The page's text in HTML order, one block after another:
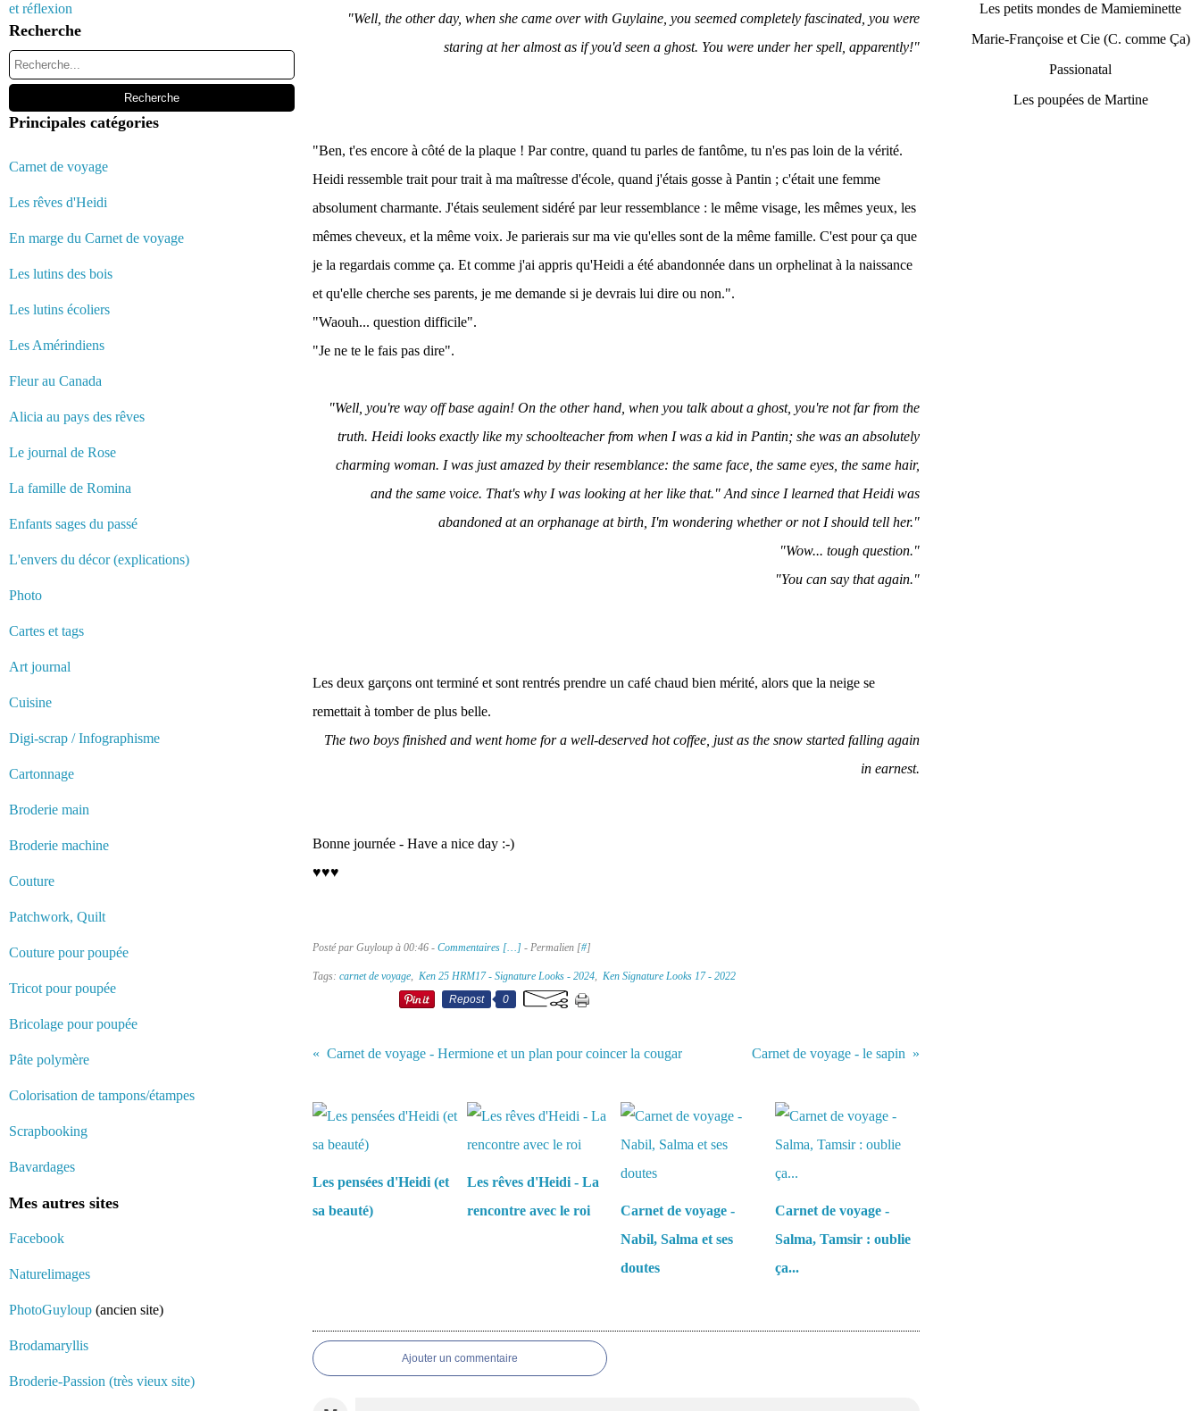
et réflexion
Recherche
Principales catégories
Carnet de voyage
Les rêves d'Heidi
En marge du Carnet de voyage
Les lutins des bois
Les lutins écoliers
Les Amérindiens
Fleur au Canada
Alicia au pays des rêves
Le journal de Rose
La famille de Romina
Enfants sages du passé
L'envers du décor (explications)
Photo
Cartes et tags
Art journal
Cuisine
Digi-scrap / Infographisme
Cartonnage
Broderie main
Broderie machine
Couture
Patchwork, Quilt
Couture pour poupée
Tricot pour poupée
Bricolage pour poupée
Pâte polymère
Colorisation de tampons/étampes
Scrapbooking
Bavardages
Mes autres sites
Facebook
Naturelimages
PhotoGuyloup (ancien site)
Brodamaryllis
Broderie-Passion (très vieux site)
"Well, the other day, when she came over with Guylaine, you seemed completely fascinated, you were
staring at her almost as if you'd seen a ghost. You were under her spell, apparently!"
"Ben, t'es encore à côté de la plaque ! Par contre, quand tu parles de fantôme, tu n'es pas loin de la vérité.
Heidi ressemble trait pour trait à ma maîtresse d'école, quand j'étais gosse à Pantin ; c'était une femme
absolument charmante. J'étais seulement sidéré par leur ressemblance : le même visage, les mêmes yeux, les
mêmes cheveux, et la même voix. Je parierais sur ma vie qu'elles sont de la même famille. C'est pour ça que
je la regardais comme ça. Et comme j'ai appris qu'Heidi a été abandonnée dans un orphelinat à la naissance
et qu'elle cherche ses parents, je me demande si je devrais lui dire ou non.".
"Waouh... question difficile".
"Je ne te le fais pas dire".
"Well, you're way off base again! On the other hand, when you talk about a ghost, you're not far from the
truth. Heidi looks exactly like my schoolteacher from when I was a kid in Pantin; she was an absolutely
charming woman. I was just amazed by their resemblance: the same face, the same eyes, the same hair,
and the same voice. That's why I was looking at her like that." And since I learned that Heidi was
abandoned at an orphanage at birth, I'm wondering whether or not I should tell her."
"Wow... tough question."
"You can say that again."
Les deux garçons ont terminé et sont rentrés prendre un café chaud bien mérité, alors que la neige se
remettait à tomber de plus belle.
The two boys finished and went home for a well-deserved hot coffee, just as the snow started falling again
in earnest.
Bonne journée - Have a nice day :-)
♥♥♥
Posté par Guyloup à 00:46 - Commentaires […] - Permalien [#]
Tags: carnet de voyage, Ken 25 HRM17 - Signature Looks - 2024, Ken Signature Looks 17 - 2022
Repost
0
Carnet de voyage - Hermione et un plan pour coincer la cougar Carnet de voyage - le sapin
Les pensées d'Heidi (et
sa beauté)
Les rêves d'Heidi - La
rencontre avec le roi
Carnet de voyage -
Nabil, Salma et ses
doutes
Carnet de voyage -
Salma, Tamsir : oublie
ça...
Ajouter un commentaire
Les petits mondes de Mamieminette
Marie-Françoise et Cie (C. comme Ça)
Passionatal
Les poupées de Martine